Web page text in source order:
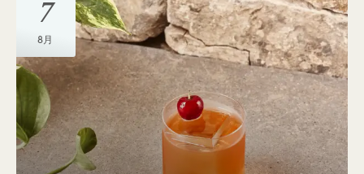
7
8月